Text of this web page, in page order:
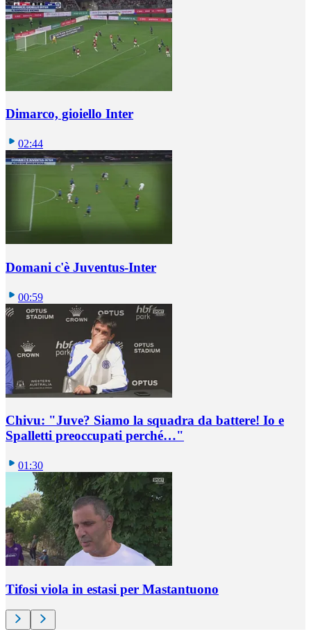
Dimarco, gioiello Inter
02:44
Domani c'è Juventus-Inter
00:59
Chivu: "Juve? Siamo la squadra da battere! Io e
Spalletti preoccupati perché…"
01:30
Tifosi viola in estasi per Mastantuono